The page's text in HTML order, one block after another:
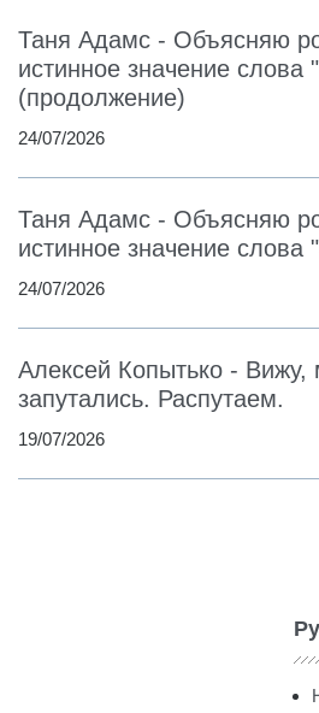
Таня Адамс - Объясняю
истинное значение слова
(продолжение)
24/07/2026
Таня Адамс - Объясняю
истинное значение слова
24/07/2026
Алексей Копытько - Вижу,
запутались. Распутаем.
19/07/2026